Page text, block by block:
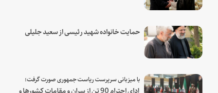
حمایت خانواده شهید رئیسی از سعید جلیلی
با میزبانی سرپرست ریاست جمهوری صورت گرفت؛
ادای احترام 90 تن از سران و مقامات کشورها و